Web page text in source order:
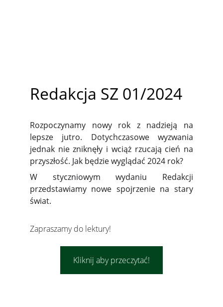
Redakcja SZ 01/2024
Rozpoczynamy nowy rok z nadzieją na
lepsze jutro. Dotychczasowe wyzwania
jednak nie zniknęły i wciąż rzucają cień na
przyszłość. Jak będzie wyglądać 2024 rok?
W styczniowym wydaniu Redakcji
przedstawiamy nowe spojrzenie na stary
świat.
Zapraszamy do lektury!
Kliknij aby przeczytać!